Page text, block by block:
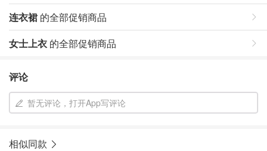
连衣裙 的全部促销商品
女士上衣 的全部促销商品
评论
暂无评论，打开App写评论
相似同款